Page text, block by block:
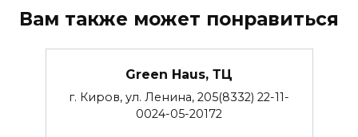
Вам также может понравиться
Green Haus, ТЦ
г. Киров, ул. Ленина, 205(8332) 22-11-
0024-05-20172